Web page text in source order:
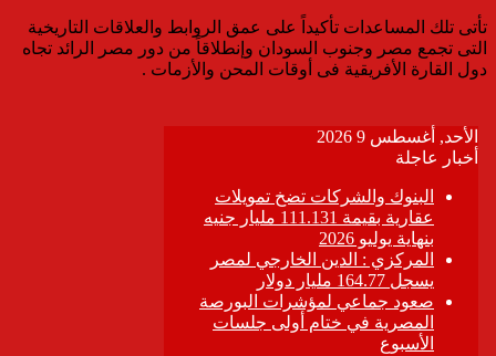
تأتى تلك المساعدات تأكيداً على عمق الروابط والعلاقات التاريخية
التى تجمع مصر وجنوب السودان وإنطلاقاً من دور مصر الرائد تجاه
دول القارة الأفريقية فى أوقات المحن والأزمات .